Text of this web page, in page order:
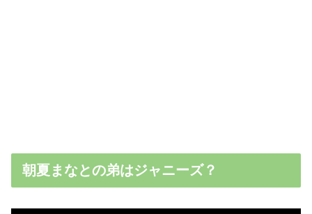
朝夏まなとの弟はジャニーズ？